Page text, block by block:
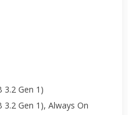
3.2 Gen 1)
3.2 Gen 1), Always On